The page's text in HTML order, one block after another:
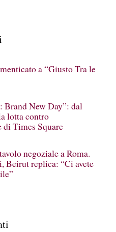
a “Giusto Tra le
Brand New Day”: dal
lotta contro
di Times Square
negoziale a Roma.
Beirut replica: “Ci avete